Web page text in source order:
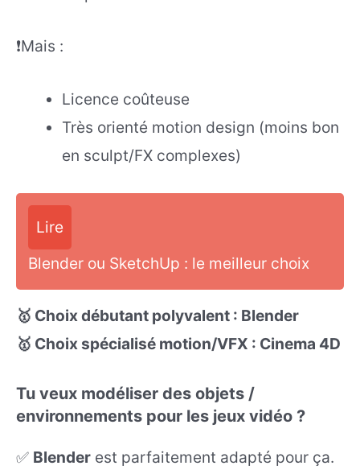
❗Mais :
Licence coûteuse
Très orienté motion design (moins bon
en sculpt/FX complexes)
Lire
Blender ou SketchUp : le meilleur choix
🥇 Choix débutant polyvalent : Blender
🥇 Choix spécialisé motion/VFX : Cinema 4D
Tu veux modéliser des objets /
environnements pour les jeux vidéo ?
✅ Blender est parfaitement adapté pour ça.